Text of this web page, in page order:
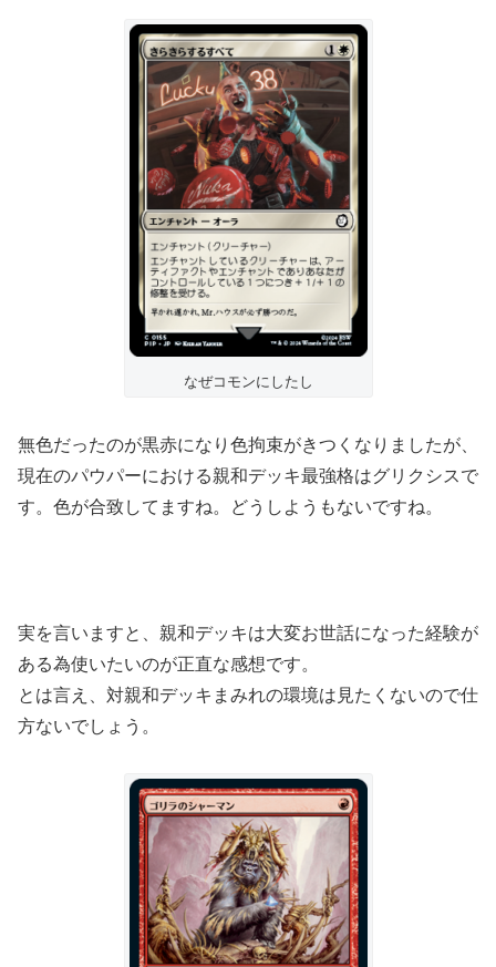
なぜコモンにしたし
無色だったのが黒赤になり色拘束がきつくなりましたが、
現在のパウパーにおける親和デッキ最強格はグリクシスで
す。色が合致してますね。どうしようもないですね。
実を言いますと、親和デッキは大変お世話になった経験が
ある為使いたいのが正直な感想です。
とは言え、対親和デッキまみれの環境は見たくないので仕
方ないでしょう。